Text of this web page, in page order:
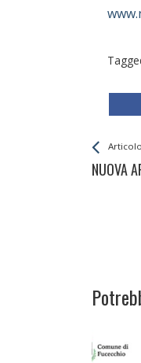
Leggi
NUOVA
Back
All